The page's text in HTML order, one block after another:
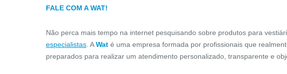
FALE COM A WAT!
Não perca mais tempo na internet pesquisando sobre produtos para
especialistas . AWat é uma empresa formada por profissionais que
preparados para realizar um atendimento personalizado, transparente e